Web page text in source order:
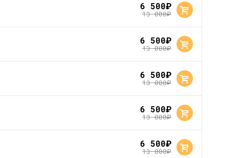
6 500руб.
13 000руб.
6 500руб.
13 000руб.
6 500руб.
13 000руб.
6 500руб.
13 000руб.
6 500руб.
13 000руб.